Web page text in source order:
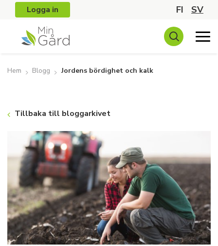
Logga in FI SV
Hem Blogg Jordens bördighet och kalk
Tillbaka till bloggarkivet